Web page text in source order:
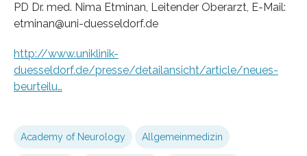
PD Dr. med. Nima Etminan, Leitender Oberarzt, E-Mail:
etminan@uni-duesseldorf.de
http://www.uniklinik-
duesseldorf.de/presse/detailansicht/article/neues-
beurteilu…
Academy of Neurology Allgemeinmedizin